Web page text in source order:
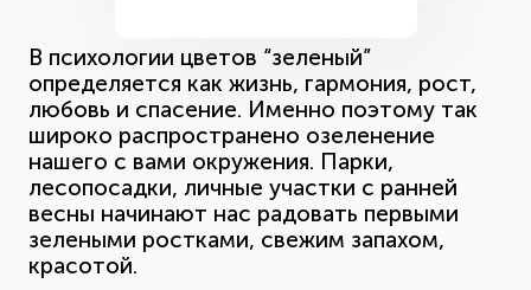
В психологии цветов “зеленый”
определяется как жизнь, гармония, рост,
любовь и спасение. Именно поэтому так
широко распространено озеленение
нашего с вами окружения. Парки,
лесопосадки, личные участки с ранней
весны начинают нас радовать первыми
зелеными ростками, свежим запахом,
красотой.